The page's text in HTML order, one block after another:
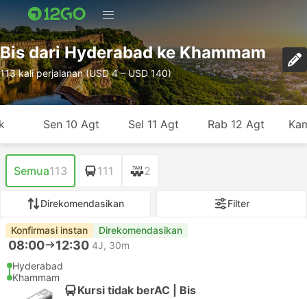
Bis dari Hyderabad ke Khammam
113 kali perjalanan (USD 4 – USD 140)
Sen 10 Agt Sel 11 Agt Rab 12 Agt
Semua113 111 2
Direkomendasikan Filter
Konfirmasi instan Direkomendasikan
08:00 12:30 4J, 30m
Hyderabad
Khammam
Kursi tidak berAC | Bis